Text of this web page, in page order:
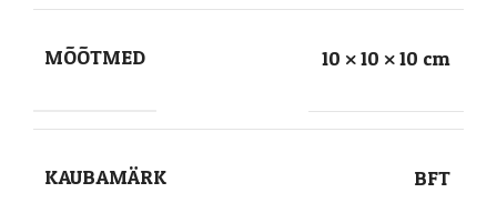
MÕÕTMED 10 × 10 × 10 cm
KAUBAMÄRK BFT